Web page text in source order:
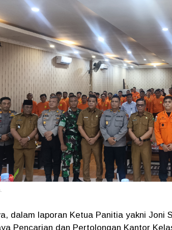
dalam laporan Ketua Panitia yakni Joni
Pencarian dan Pertolongan Kantor